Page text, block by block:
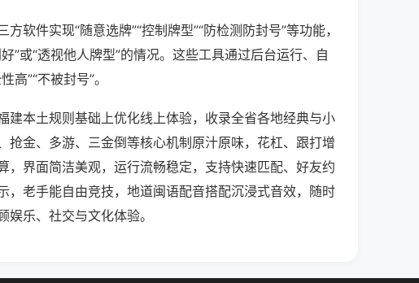
软件实现“随意选牌”“控制牌型”“防检测防封号”等功能，
”或“透视他人牌型”的情况。这些工具通过后台运行、自
”“不被封号”。
建本土规则基础上优化线上体验，收录全省各地经典与小
抢金、多游、三金倒等核心机制原汁原味，花杠、跟打增
，界面简洁美观，运行流畅稳定，支持快速匹配、好友约
，老手能自由竞技，地道闽语配音搭配沉浸式音效，随时
乐、社交与文化体验。